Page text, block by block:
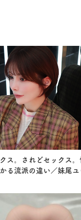
ス。されどセックス。
る流派の違い／妹尾ユ